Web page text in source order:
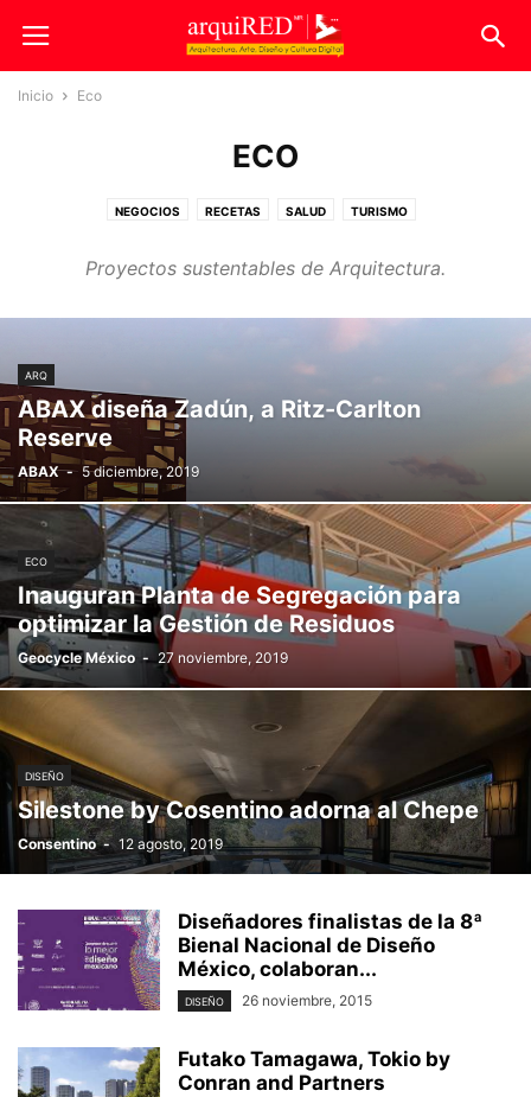
Inicio Eco
ECO
NEGOCIOS RECETAS SALUD TURISMO
Proyectos sustentables de Arquitectura.
ARQ
ABAX diseña Zadún​, a Ritz-Carlton
Reserve
ABAX - 5 diciembre, 2019
ECO
Inauguran Planta de Segregación para
optimizar la Gestión de Residuos
Geocycle México - 27 noviembre, 2019
DISEÑO
Silestone by Cosentino adorna al Chepe
Consentino - 12 agosto, 2019
Diseñadores finalistas de la 8ª
Bienal Nacional de Diseño
México, colaboran...
DISEÑO 26 noviembre, 2015
Futako Tamagawa, Tokio by
Conran and Partners